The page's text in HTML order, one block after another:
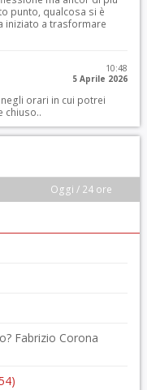
punto, qualcosa si è
iniziato a trasformare
10:48
5 Aprile 2026
orari in cui potrei
chiuso..
Oggi / 24 ore
Fabrizio Corona